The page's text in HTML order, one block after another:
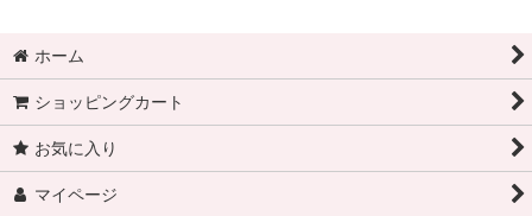
ホーム
ショッピングカート
お気に入り
マイページ